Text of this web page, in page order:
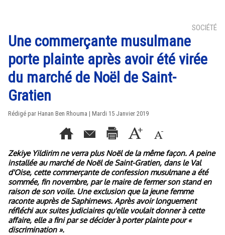
SOCIÉTÉ
Une commerçante musulmane
porte plainte après avoir été virée
du marché de Noël de Saint-
Gratien
Rédigé par Hanan Ben Rhouma | Mardi 15 Janvier 2019
Zekiye Yildirim ne verra plus Noël de la même façon. A peine
installée au marché de Noël de Saint-Gratien, dans le Val
d'Oise, cette commerçante de confession musulmane a été
sommée, fin novembre, par le maire de fermer son stand en
raison de son voile. Une exclusion que la jeune femme
raconte auprès de Saphirnews. Après avoir longuement
réfléchi aux suites judiciaires qu'elle voulait donner à cette
affaire, elle a fini par se décider à porter plainte pour«
discrimination ».